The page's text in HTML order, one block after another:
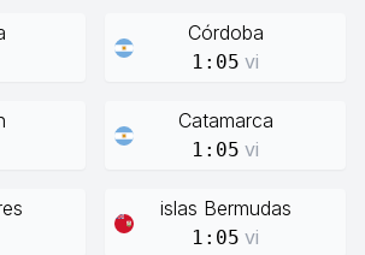
Córdoba
1:05 vi
Catamarca
1:05 vi
islas Bermudas
1:05 vi